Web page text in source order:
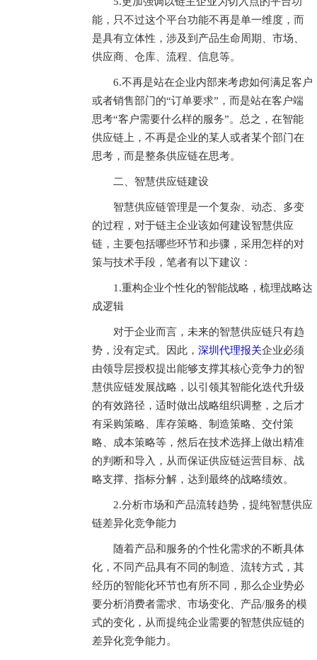
能，只不过这个平台功能不再是单一维度，而
是具有立体性，涉及到产品生命周期、市场、
供应商、仓库、流程、信息等。
6.不再是站在企业内部来考虑如何满足客户
或者销售部门的“订单要求”，而是站在客户端
思考“客户需要什么样的服务”。总之，在智能
供应链上，不再是企业的某人或者某个部门在
思考，而是整条供应链在思考。
二、智慧供应链建设
智慧供应链管理是一个复杂、动态、多变
的过程，对于链主企业该如何建设智慧供应
链，主要包括哪些环节和步骤，采用怎样的对
策与技术手段，笔者有以下建议：
1.重构企业个性化的智能战略，梳理战略达
成逻辑
对于企业而言，未来的智慧供应链只有趋
势，没有定式。因此， 深圳代理报关企业必须
由领导层授权提出能够支撑其核心竞争力的智
慧供应链发展战略，以引领其智能化迭代升级
的有效路径，适时做出战略组织调整，之后才
有采购策略、库存策略、制造策略、交付策
略、成本策略等，然后在技术选择上做出精准
的判断和导入，从而保证供应链运营目标、战
略支撑、指标分解，达到最终的战略绩效。
2.分析市场和产品流转趋势，提纯智慧供应
链差异化竞争能力
随着产品和服务的个性化需求的不断具体
化，不同产品具有不同的制造、流转方式，其
经历的智能化环节也有所不同，那么企业势必
要分析消费者需求、市场变化、产品/服务的模
式的变化，从而提纯企业需要的智慧供应链的
差异化竞争能力。